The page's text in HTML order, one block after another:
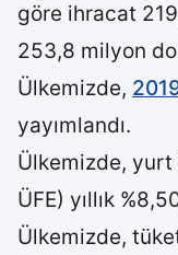
göre ihracat
253,8 milyon
Ülkemizde,
yayımlandı.
Ülkemizde,
ÜFE) yıllık
Ülkemizde,